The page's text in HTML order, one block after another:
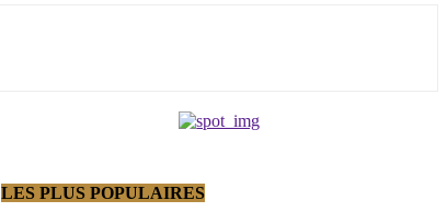
LES PLUS POPULAIRES